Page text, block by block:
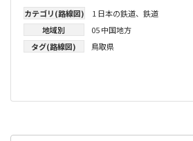
カテゴリ(路線図) 1 日本の鉄道、 鉄道
地域別
05 中国地方
タグ(路線図)
鳥取県